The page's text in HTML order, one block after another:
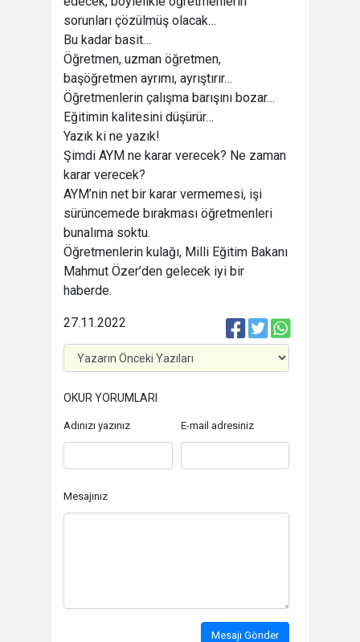
sorunları çözülmüş olacak…
Bu kadar basit…
Öğretmen, uzman öğretmen,
başöğretmen ayrımı, ayrıştırır…
Öğretmenlerin çalışma barışını bozar…
Eğitimin kalitesini düşürür…
Yazık ki ne yazık!
Şimdi AYM ne karar verecek? Ne zaman
karar verecek?
AYM’nin net bir karar vermemesi, işi
sürüncemede bırakması öğretmenleri
bunalıma soktu.
Öğretmenlerin kulağı, Milli Eğitim Bakanı
Mahmut Özer’den gelecek iyi bir
haberde.
27.11.2022
OKUR YORUMLARI
Adınızı yazınız E-mail adresiniz
Mesajınız
Mesajı Gönder